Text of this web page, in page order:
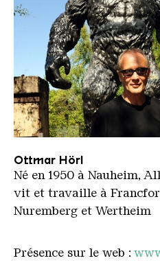
Weltkulturerbe
Ottmar Hörl
Né en 1950 à Nauheim,
vit et travaille à
Nuremberg et Wertheim
Présence sur le web :